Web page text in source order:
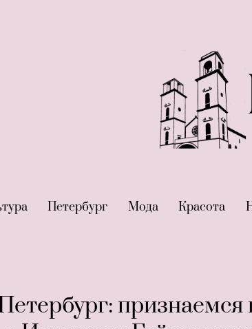
(current)
Петербург (current)
Мода(current)
Красота
признаемся